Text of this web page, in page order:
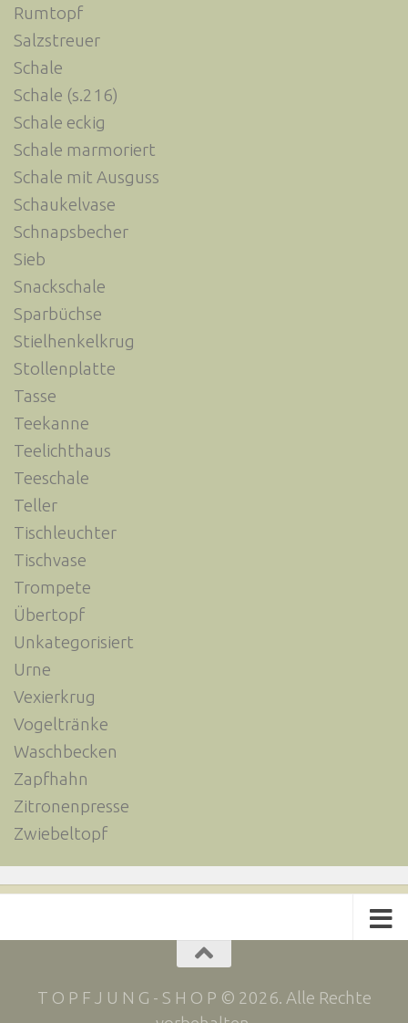
Rumtopf
Salzstreuer
Schale
Schale (s.216)
Schale eckig
Schale marmoriert
Schale mit Ausguss
Schaukelvase
Schnapsbecher
Sieb
Snackschale
Sparbüchse
Stielhenkelkrug
Stollenplatte
Tasse
Teekanne
Teelichthaus
Teeschale
Teller
Tischleuchter
Tischvase
Trompete
Übertopf
Unkategorisiert
Urne
Vexierkrug
Vogeltränke
Waschbecken
Zapfhahn
Zitronenpresse
Zwiebeltopf
T O P F J U N G - S H O P © 2026. Alle Rechte